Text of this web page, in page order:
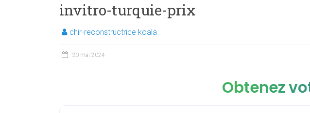
invitro-turquie-prix
chir-reconstructrice koala
30 mai 2024
Obtenez